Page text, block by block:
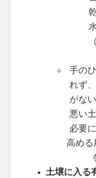
手の
れず
がな
悪い
必要
高める
土壌に入る